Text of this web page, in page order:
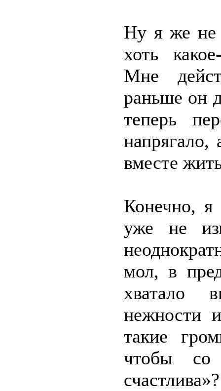
Ну я же не
хоть
Мне
раньше он
теперь
напрягало,
вместе
Конечно, я
уже не
мол, в
хватало
нежности
такие
чтобы